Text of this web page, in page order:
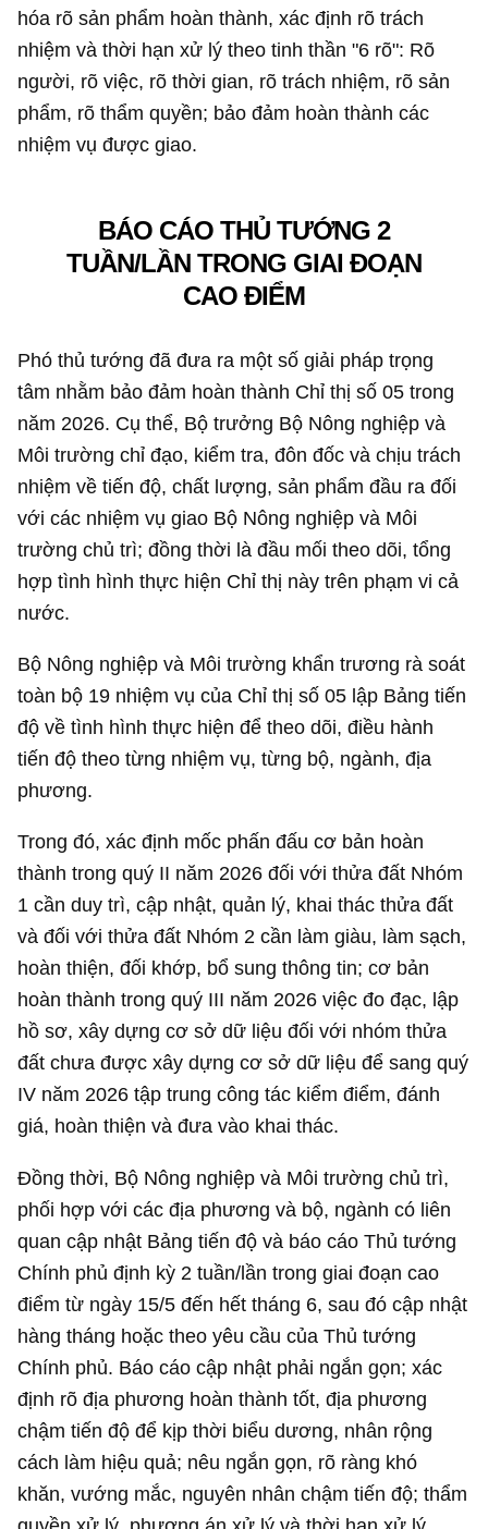
hóa rõ sản phẩm hoàn thành, xác định rõ trách
nhiệm và thời hạn xử lý theo tinh thần "6 rõ": Rõ
người, rõ việc, rõ thời gian, rõ trách nhiệm, rõ sản
phẩm, rõ thẩm quyền; bảo đảm hoàn thành các
nhiệm vụ được giao.
BÁO CÁO THỦ TƯỚNG 2
TUẦN/LẦN TRONG GIAI ĐOẠN
CAO ĐIỂM
Phó thủ tướng đã đưa ra một số giải pháp trọng
tâm nhằm bảo đảm hoàn thành Chỉ thị số 05 trong
năm 2026. Cụ thể, Bộ trưởng Bộ Nông nghiệp và
Môi trường chỉ đạo, kiểm tra, đôn đốc và chịu trách
nhiệm về tiến độ, chất lượng, sản phẩm đầu ra đối
với các nhiệm vụ giao Bộ Nông nghiệp và Môi
trường chủ trì; đồng thời là đầu mối theo dõi, tổng
hợp tình hình thực hiện Chỉ thị này trên phạm vi cả
nước.
Bộ Nông nghiệp và Môi trường khẩn trương rà soát
toàn bộ 19 nhiệm vụ của Chỉ thị số 05 lập Bảng tiến
độ về tình hình thực hiện để theo dõi, điều hành
tiến độ theo từng nhiệm vụ, từng bộ, ngành, địa
phương.
Trong đó, xác định mốc phấn đấu cơ bản hoàn
thành trong quý II năm 2026 đối với thửa đất Nhóm
1 cần duy trì, cập nhật, quản lý, khai thác thửa đất
và đối với thửa đất Nhóm 2 cần làm giàu, làm sạch,
hoàn thiện, đối khớp, bổ sung thông tin; cơ bản
hoàn thành trong quý III năm 2026 việc đo đạc, lập
hồ sơ, xây dựng cơ sở dữ liệu đối với nhóm thửa
đất chưa được xây dựng cơ sở dữ liệu để sang quý
IV năm 2026 tập trung công tác kiểm điểm, đánh
giá, hoàn thiện và đưa vào khai thác.
Đồng thời, Bộ Nông nghiệp và Môi trường chủ trì,
phối hợp với các địa phương và bộ, ngành có liên
quan cập nhật Bảng tiến độ và báo cáo Thủ tướng
Chính phủ định kỳ 2 tuần/lần trong giai đoạn cao
điểm từ ngày 15/5 đến hết tháng 6, sau đó cập nhật
hàng tháng hoặc theo yêu cầu của Thủ tướng
Chính phủ. Báo cáo cập nhật phải ngắn gọn; xác
định rõ địa phương hoàn thành tốt, địa phương
chậm tiến độ để kịp thời biểu dương, nhân rộng
cách làm hiệu quả; nêu ngắn gọn, rõ ràng khó
khăn, vướng mắc, nguyên nhân chậm tiến độ; thẩm